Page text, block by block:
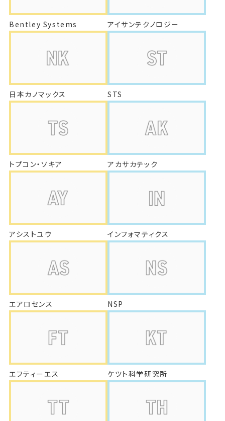
Bentley Systems アイサンテクノロジー
日本カノマックス STS
トプコン・ソキア アカサカテック
アシストユウ インフォマティクス
エアロセンス NSP
エフティーエス ケツト科学研究所